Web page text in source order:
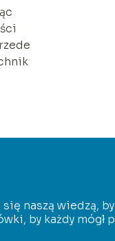
naszą wiedzą,
by każdy mógł